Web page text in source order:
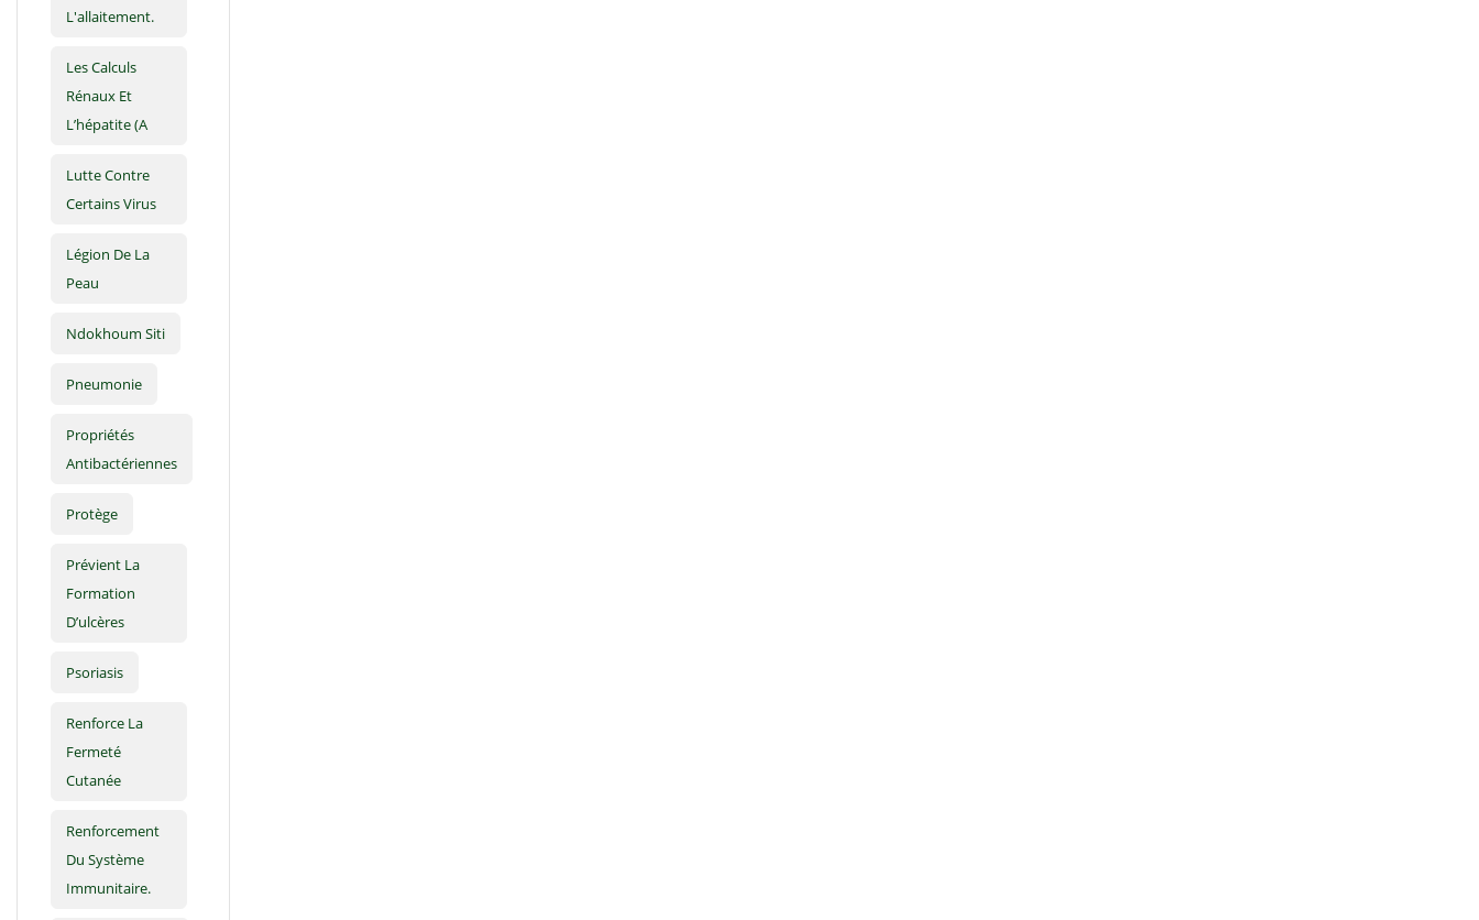
L'allaitement.
Les Calculs
Rénaux Et
L’hépatite (A
Lutte Contre
Certains Virus
Légion De La
Peau
Ndokhoum Siti
Pneumonie
Propriétés
Antibactériennes
Protège
Prévient La
Formation
D’ulcères
Psoriasis
Renforce La
Fermeté
Cutanée
Renforcement
Du Système
Immunitaire.